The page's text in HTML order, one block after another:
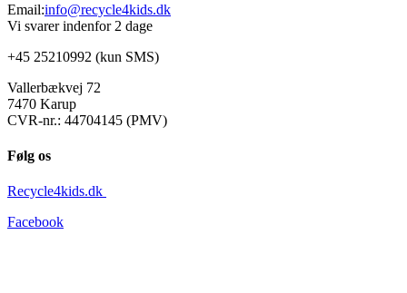
Email:info@recycle4kids.dk
Vi svarer indenfor 2 dage
+45 25210992 (kun SMS)
Vallerbækvej 72
7470 Karup
CVR-nr.: 44704145 (PMV)
Følg os
Recycle4kids.dk
Facebook